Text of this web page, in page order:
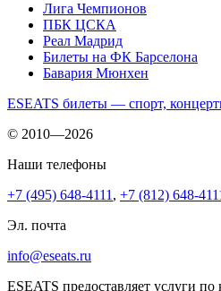
Лига Чемпионов
ПБК ЦСКА
Реал Мадрид
Билеты на ФК Барселона
Бавария Мюнхен
ESEATS билеты — спорт,
© 2010—2026
Наши телефоны
+7 (495) 648-4111 , +7 (812) 648-
Эл. почта
info@eseats.ru
ESEATS предоставляет услуги